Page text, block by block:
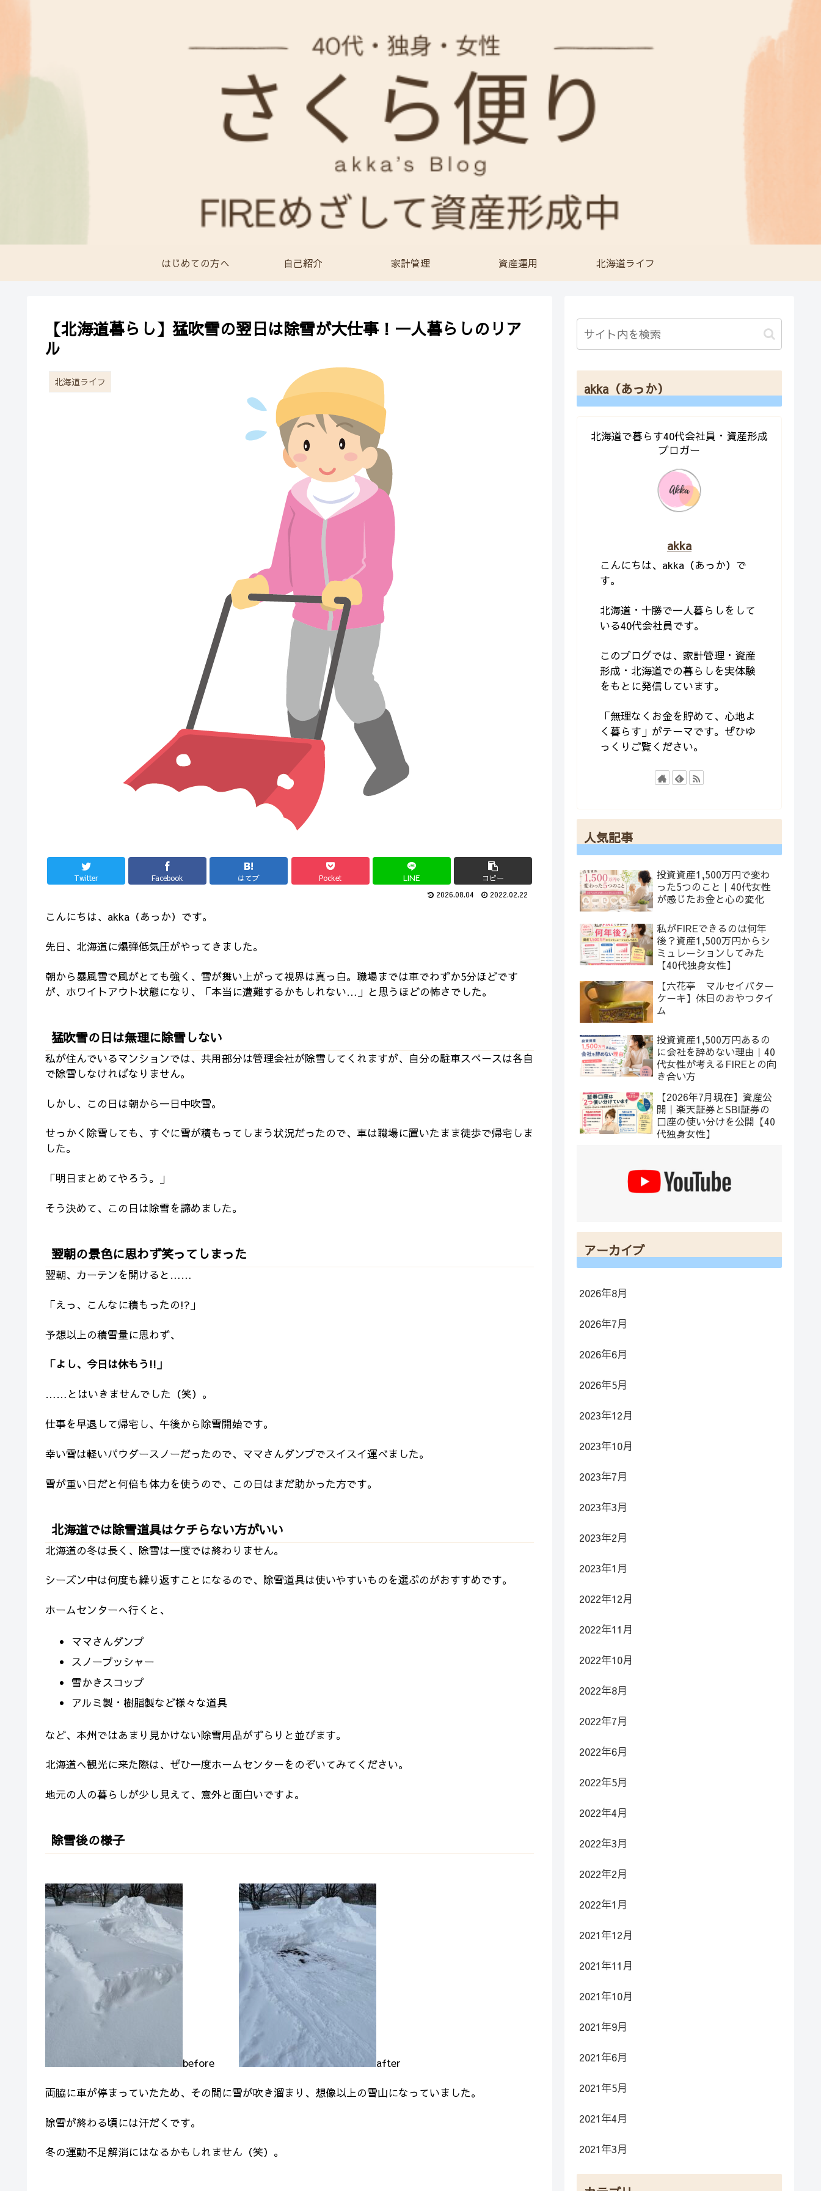
はじめての方へ 自己紹介 家計管理 資産運用 北海道ライフ
【北海道暮らし】猛吹雪の翌日は除雪が大仕事！一人暮らしのリア
ル
北海道ライフ
Twitter Facebook はてブ Pocket LINE
コピー
2026.08.04
2022.02.22
こんにちは、akka（あっか）です。
先日、北海道に爆弾低気圧がやってきました。
朝から暴風雪で風がとても強く、雪が舞い上がって視界は真っ白。職場までは車でわずか5分ほどです
が、ホワイトアウト状態になり、「本当に遭難するかもしれない…」と思うほどの怖さでした。
猛吹雪の日は無理に除雪しない
私が住んでいるマンションでは、共用部分は管理会社が除雪してくれますが、自分の駐車スペースは各自
で除雪しなければなりません。
しかし、この日は朝から一日中吹雪。
せっかく除雪しても、すぐに雪が積もってしまう状況だったので、車は職場に置いたまま徒歩で帰宅しま
した。
「明日まとめてやろう。」
そう決めて、この日は除雪を諦めました。
翌朝の景色に思わず笑ってしまった
翌朝、カーテンを開けると……
「えっ、こんなに積もったの!?」
予想以上の積雪量に思わず、
「よし、今日は休もう!!」
……とはいきませんでした（笑）。
仕事を早退して帰宅し、午後から除雪開始です。
幸い雪は軽いパウダースノーだったので、ママさんダンプでスイスイ運べました。
雪が重い日だと何倍も体力を使うので、この日はまだ助かった方です。
北海道では除雪道具はケチらない方がいい
北海道の冬は長く、除雪は一度では終わりません。
シーズン中は何度も繰り返すことになるので、除雪道具は使いやすいものを選ぶのがおすすめです。
ホームセンターへ行くと、
ママさんダンプ
スノープッシャー
雪かきスコップ
アルミ製・樹脂製など様々な道具
など、本州ではあまり見かけない除雪用品がずらりと並びます。
北海道へ観光に来た際は、ぜひ一度ホームセンターをのぞいてみてください。
地元の人の暮らしが少し見えて、意外と面白いですよ。
除雪後の様子
before after
両脇に車が停まっていたため、その間に雪が吹き溜まり、想像以上の雪山になっていました。
除雪が終わる頃には汗だくです。
冬の運動不足解消にはなるかもしれません（笑）。
akka（あっか）
北海道で暮らす40代会社員・資産形成
ブロガー
akka
こんにちは、akka（あっか）で
す。
北海道・十勝で一人暮らしをして
いる40代会社員です。
このブログでは、家計管理・資産
形成・北海道での暮らしを実体験
をもとに発信しています。
「無理なくお金を貯めて、心地よ
く暮らす」がテーマです。ぜひゆ
っくりご覧ください。
人気記事
投資資産1,500万円で変わ
った5つのこと｜40代女性
が感じたお金と心の変化
私がFIREできるのは何年
後？資産1,500万円からシ
ミュレーションしてみた
【40代独身女性】
【六花亭 マルセイバター
ケーキ】休日のおやつタイ
ム
投資資産1,500万円あるの
に会社を辞めない理由｜40
代女性が考えるFIREとの向
き合い方
【2026年7月現在】資産公
開｜楽天証券とSBI証券の
口座の使い分けを公開【40
代独身女性】
アーカイブ
2026年8月
2026年7月
2026年6月
2026年5月
2023年12月
2023年10月
2023年7月
2023年3月
2023年2月
2023年1月
2022年12月
2022年11月
2022年10月
2022年8月
2022年7月
2022年6月
2022年5月
2022年4月
2022年3月
2022年2月
2022年1月
2021年12月
2021年11月
2021年10月
2021年9月
2021年6月
2021年5月
2021年4月
2021年3月